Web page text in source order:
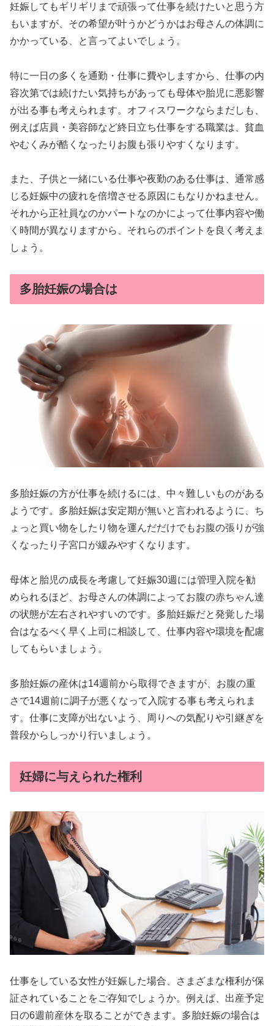
妊娠してもギリギリまで頑張って仕事を続けたいと思う方
もいますが、その希望が叶うかどうかはお母さんの体調に
かかっている、と言ってよいでしょう。
特に一日の多くを通勤・仕事に費やしますから、仕事の内
容次第では続けたい気持ちがあっても母体や胎児に悪影響
が出る事も考えられます。オフィスワークならまだしも、
例えば店員・美容師など終日立ち仕事をする職業は、貧血
やむくみが酷くなったりお腹も張りやすくなります。
また、子供と一緒にいる仕事や夜勤のある仕事は、通常感
じる妊娠中の疲れを倍増させる原因にもなりかねません。
それから正社員なのかパートなのかによって仕事内容や働
く時間が異なりますから、それらのポイントを良く考えま
しょう。
多胎妊娠の場合は
多胎妊娠の方が仕事を続けるには、中々難しいものがある
ようです。多胎妊娠は安定期が無いと言われるように、ち
ょっと買い物をしたり物を運んだだけでもお腹の張りが強
くなったり子宮口が緩みやすくなります。
母体と胎児の成長を考慮して妊娠30週には管理入院を勧
められるほど、お母さんの体調によってお腹の赤ちゃん達
の状態が左右されやすいのです。多胎妊娠だと発覚した場
合はなるべく早く上司に相談して、仕事内容や環境を配慮
してもらいましょう。
多胎妊娠の産休は14週前から取得できますが、お腹の重
さで14週前に調子が悪くなって入院する事も考えられま
す。仕事に支障が出ないよう、周りへの気配りや引継ぎを
普段からしっかり行いましょう。
妊婦に与えられた権利
仕事をしている女性が妊娠した場合、さまざまな権利が保
証されていることをご存知でしょうか。例えば、出産予定
日の6週前産休を取ることができます。多胎妊娠の場合は